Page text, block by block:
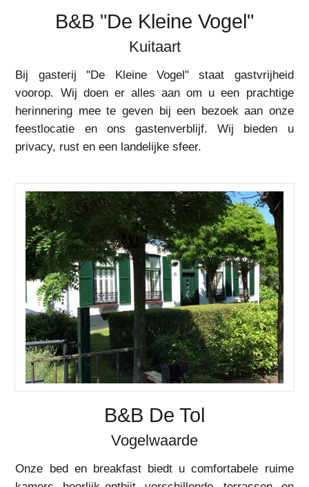
B&B "De Kleine Vogel"
Kuitaart
Bij gasterij "De Kleine Vogel" staat gastvrijheid
voorop. Wij doen er alles aan om u een prachtige
herinnering mee te geven bij een bezoek aan onze
feestlocatie en ons gastenverblijf. Wij bieden u
privacy, rust en een landelijke sfeer.
B&B De Tol
Vogelwaarde
Onze bed en breakfast biedt u comfortabele ruime